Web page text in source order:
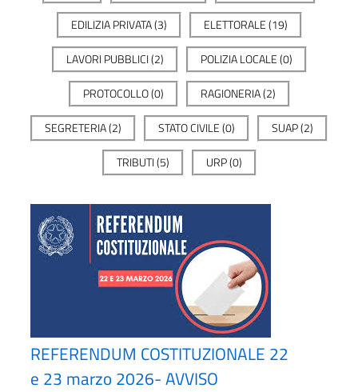
EDILIZIA PRIVATA(3) ELETTORALE(19)
LAVORI PUBBLICI(2) POLIZIA LOCALE(0)
PROTOCOLLO(0) RAGIONERIA(2)
SEGRETERIA(2) STATO CIVILE(0) SUAP(2)
TRIBUTI(5) URP(0)
REFERENDUM COSTITUZIONALE 22
e 23 marzo 2026- AVVISO